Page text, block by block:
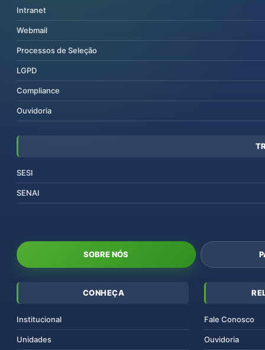
Intranet
Webmail
Processos de Seleção
LGPD
Compliance
Ouvidoria
SESI
SENAI
SOBRE NÓS
CONHEÇA
Institucional
Unidades
Fale Conosco
Ouvidoria